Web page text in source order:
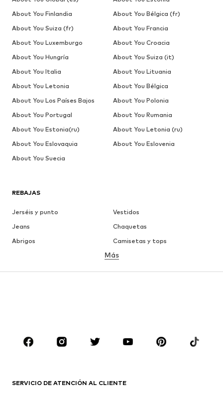
REBAJAS
Jerséis y punto
Vestidos
Jeans
Chaquetas
Abrigos
Camisetas y tops
Ropa interior
Faldas
Blusas y camisas
Zapatos
Deporte
Más
SERVICIO DE ATENCIÓN AL CLIENTE
About You Finlandia
About You Bélgica (fr)
About You Suiza (fr)
About You Francia
About You Luxemburgo
About You Croacia
About You Hungría
About You Suiza (it)
About You Italia
About You Lituania
About You Letonia
About You Bélgica
About You Los Países Bajos
About You Polonia
About You Portugal
About You Rumania
About You Estonia(ru)
About You Letonia (ru)
About You Eslovaquia
About You Eslovenia
About You Suecia